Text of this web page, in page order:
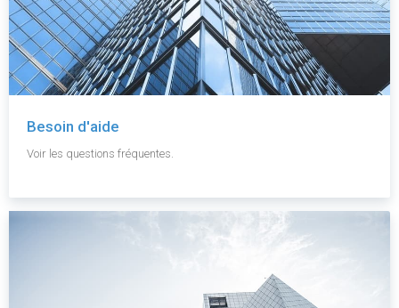
Besoin d'aide
Voir les questions fréquentes.